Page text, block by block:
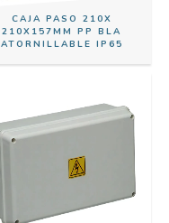
CAJA PASO 210X
210X157MM PP BLA
ATORNILLABLE IP65